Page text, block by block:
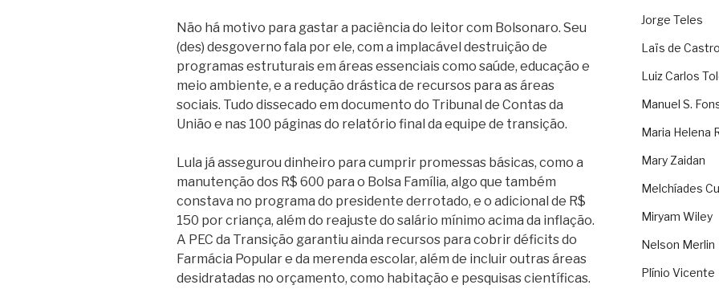
Não há motivo para gastar a paciência do leitor com Bolsonaro. Seu
(des) desgoverno fala por ele, com a implacável destruição de
programas estruturais em áreas essenciais como saúde, educação e
meio ambiente, e a redução drástica de recursos para as áreas
sociais. Tudo dissecado em documento do Tribunal de Contas da
União e nas 100 páginas do relatório final da equipe de transição.
Lula já assegurou dinheiro para cumprir promessas básicas, como a
manutenção dos R$ 600 para o Bolsa Família, algo que também
constava no programa do presidente derrotado, e o adicional de R$
150 por criança, além do reajuste do salário mínimo acima da inflação.
A PEC da Transição garantiu ainda recursos para cobrir déficits do
Farmácia Popular e da merenda escolar, além de incluir outras áreas
desidratadas no orçamento, como habitação e pesquisas científicas.
Jorge Teles
Laïs de Castro
Luiz Carlos
Manuel S.
Maria Helena
Mary Zaidan
Melchíades
Miryam Wiley
Nelson Merlin
Plínio Vicente